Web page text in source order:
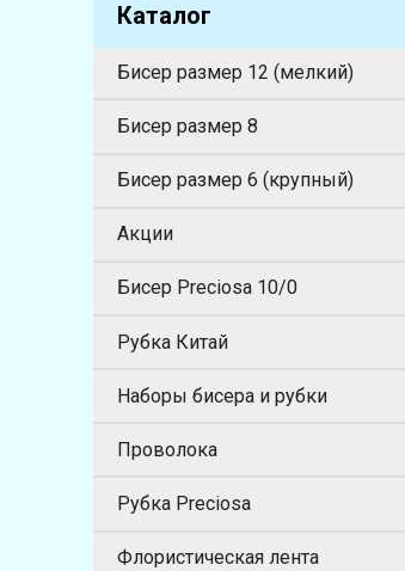
Каталог
Бисер размер 12 (мелкий)
Бисер размер 8
Бисер размер 6 (крупный)
Акции
Бисер Preciosa 10/0
Рубка Китай
Наборы бисера и рубки
Проволока
Рубка Preciosa
Флористическая лента